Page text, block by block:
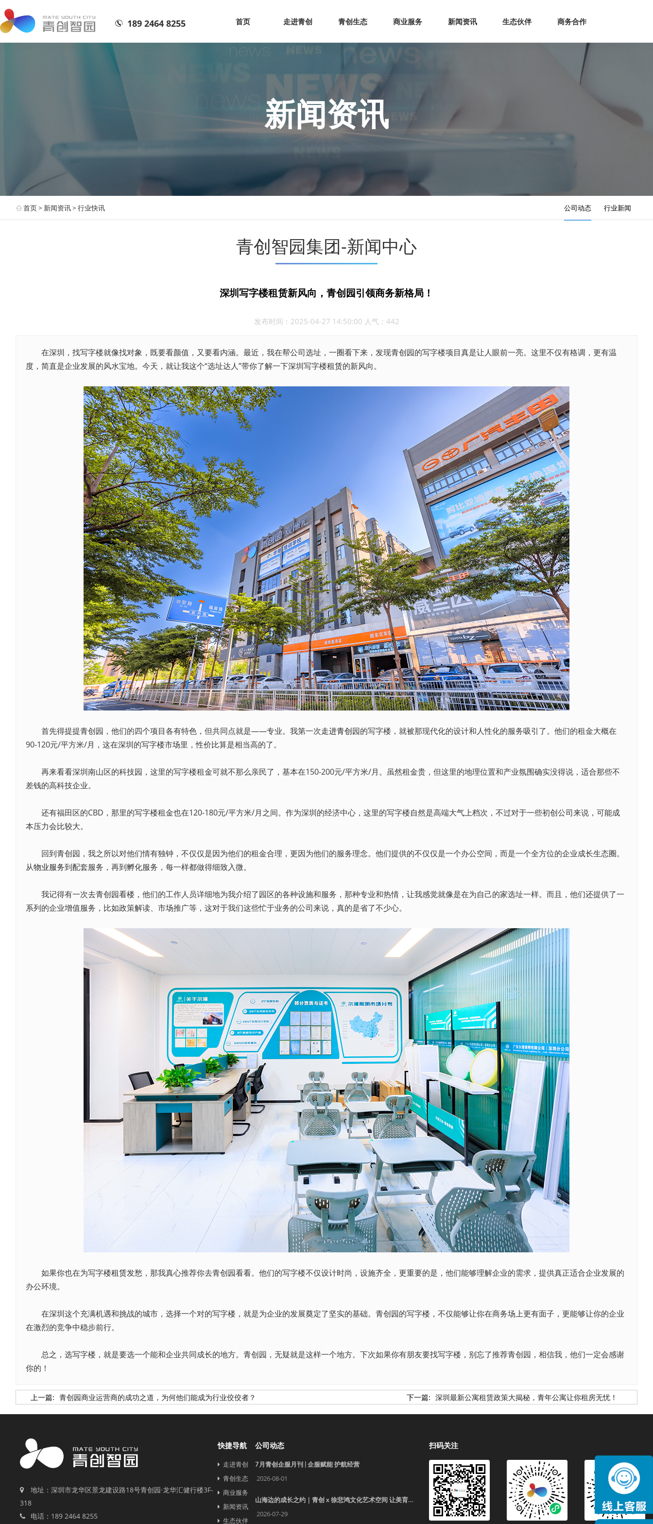
网站首页 走进青创 青创生态 商业服务 新闻资讯 生态伙伴
189 2464 8255 首页 走进青创 青创生态 商业服务 新闻资讯 生态伙伴 商务合作
新闻资讯
首页> 新闻资讯>行业快讯 公司动态 行业新闻
青创智园集团-新闻中心
深圳写字楼租赁新风向，青创园引领商务新格局！
发布时间：2025-04-27 14:50:00 人气：442
在深圳，找写字楼就像找对象，既要看颜值，又要看内涵。最近，我在帮公司选址，一圈看下来，发现青创园的写字楼项目真是让人眼前一亮。这里不仅有格调，更有温
度，简直是企业发展的风水宝地。今天，就让我这个“选址达人”带你了解一下深圳写字楼租赁的新风向。
首先得提提青创园，他们的四个项目各有特色，但共同点就是——专业。我第一次走进青创园的写字楼，就被那现代化的设计和人性化的服务吸引了。他们的租金大概在
90-120元/平方米/月，这在深圳的写字楼市场里，性价比算是相当高的了。
再来看看深圳南山区的科技园，这里的写字楼租金可就不那么亲民了，基本在150-200元/平方米/月。虽然租金贵，但这里的地理位置和产业氛围确实没得说，适合那些不
差钱的高科技企业。
还有福田区的CBD，那里的写字楼租金也在120-180元/平方米/月之间。作为深圳的经济中心，这里的写字楼自然是高端大气上档次，不过对于一些初创公司来说，可能成
本压力会比较大。
回到青创园，我之所以对他们情有独钟，不仅仅是因为他们的租金合理，更因为他们的服务理念。他们提供的不仅仅是一个办公空间，而是一个全方位的企业成长生态圈。
从物业服务到配套服务，再到孵化服务，每一样都做得细致入微。
我记得有一次去青创园看楼，他们的工作人员详细地为我介绍了园区的各种设施和服务，那种专业和热情，让我感觉就像是在为自己的家选址一样。而且，他们还提供了一
系列的企业增值服务，比如政策解读、市场推广等，这对于我们这些忙于业务的公司来说，真的是省了不少心。
如果你也在为写字楼租赁发愁，那我真心推荐你去青创园看看。他们的写字楼不仅设计时尚，设施齐全，更重要的是，他们能够理解企业的需求，提供真正适合企业发展的
办公环境。
在深圳这个充满机遇和挑战的城市，选择一个对的写字楼，就是为企业的发展奠定了坚实的基础。青创园的写字楼，不仅能够让你在商务场上更有面子，更能够让你的企业
在激烈的竞争中稳步前行。
总之，选写字楼，就是要选一个能和企业共同成长的地方。青创园，无疑就是这样一个地方。下次如果你有朋友要找写字楼，别忘了推荐青创园，相信我，他们一定会感谢
你的！
上一篇: 青创园商业运营商的成功之道，为何他们能成为行业佼佼者？ 下一篇: 深圳最新公寓租赁政策大揭秘，青年公寓让你租房无忧！
地址：深圳市龙华区景龙建设路18号青创园·龙华汇健行楼3F-
318
电话：189 2464 8255
快捷导航
走进青创
青创生态
商业服务
新闻资讯
生态伙伴
公司动态
7月青创企服月刊 | 企服赋能 护航经营
2026-08-01
山海边的成长之约｜青创 x 徐悲鸿文化艺术空间 让美育照见更远的世界
2026-07-29
扫码关注